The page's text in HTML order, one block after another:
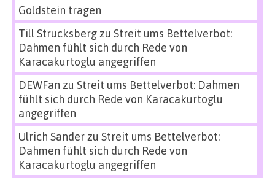
Goldstein tragen
Till Strucksbergzu Streit ums Bettelverbot:
Dahmen fühlt sich durch Rede von
Karacakurtoglu angegriffen
DEWFan zu Streit ums Bettelverbot: Dahmen
fühlt sich durch Rede von Karacakurtoglu
angegriffen
Ulrich Sanderzu Streit ums Bettelverbot:
Dahmen fühlt sich durch Rede von
Karacakurtoglu angegriffen